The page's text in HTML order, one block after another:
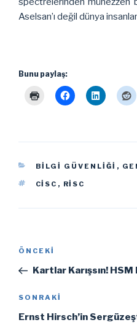
Aselsan’ı değil dünya
Bunu paylaş:
KATEGORILER
BILGI GÜVENLIĞI ,
ETIKETLER
CISC , RISC
Yazı
Önceki
Yazı
ÖNCEKI
Kartlar Karışsın!
Sonraki
Yazı
SONRAKI
Ernst Hirsch’in